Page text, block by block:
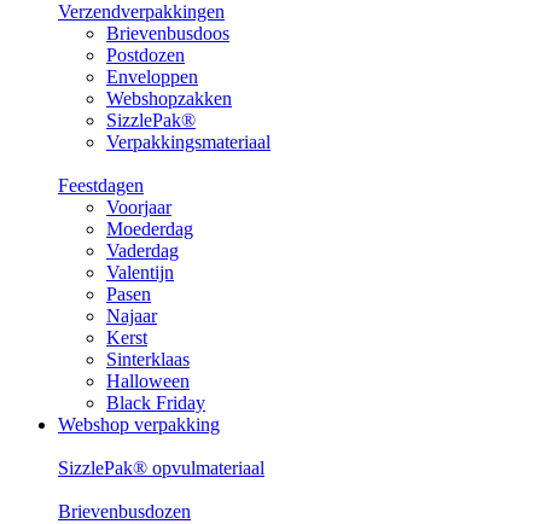
Verzendverpakkingen
Brievenbusdoos
Postdozen
Enveloppen
Webshopzakken
SizzlePak®
Verpakkingsmateriaal
Feestdagen
Voorjaar
Moederdag
Vaderdag
Valentijn
Pasen
Najaar
Kerst
Sinterklaas
Halloween
Black Friday
Webshop verpakking
SizzlePak® opvulmateriaal
Brievenbusdozen